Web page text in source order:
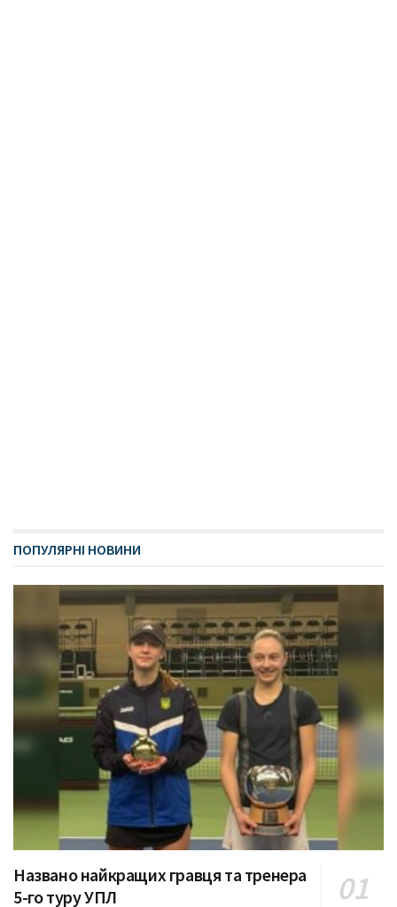
ПОПУЛЯРНІ НОВИНИ
Названо найкращих гравця та тренера
5-го туру УПЛ